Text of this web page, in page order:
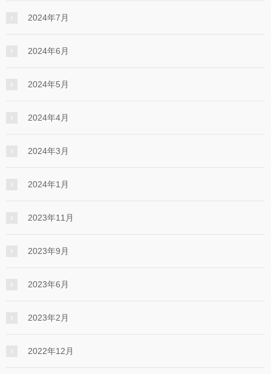
2024年7月
2024年6月
2024年5月
2024年4月
2024年3月
2024年1月
2023年11月
2023年9月
2023年6月
2023年2月
2022年12月